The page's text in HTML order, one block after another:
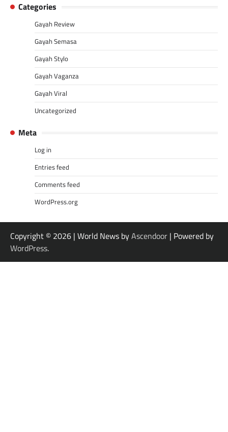
Categories
Gayah Review
Gayah Semasa
Gayah Stylo
Gayah Vaganza
Gayah Viral
Uncategorized
Meta
Log in
Entries feed
Comments feed
WordPress.org
Copyright © 2026 | World News byAscendoor | Powered by
WordPress.